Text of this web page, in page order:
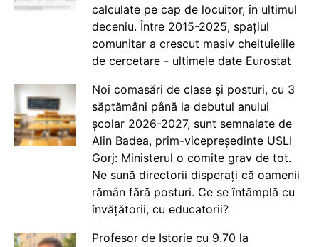
calculate pe cap de locuitor, în ultimul
deceniu. Între 2015-2025, spațiul
comunitar a crescut masiv cheltuielile
de cercetare - ultimele date Eurostat
Noi comasări de clase și posturi, cu 3
săptămâni până la debutul anului
școlar 2026-2027, sunt semnalate de
Alin Badea, prim-vicepreședinte USLI
Gorj: Ministerul o comite grav de tot.
Ne sună directorii disperați că oamenii
rămân fără posturi. Ce se întâmplă cu
învățătorii, cu educatorii?
Profesor de Istorie cu 9.70 la